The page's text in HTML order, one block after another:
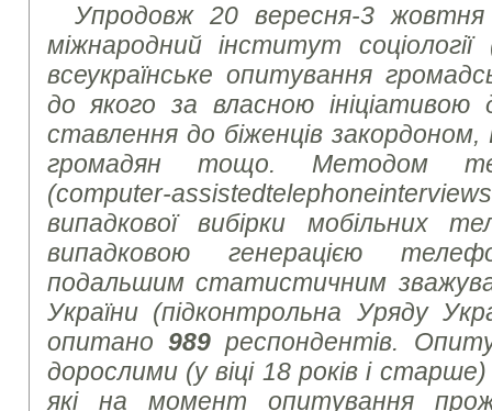
Упродовж 20 вересня-3 жовтня
міжнародний інститут
всеукраїнське опитування
до якого за власною
ставлення до біженців
громадян тощо. Методом
(computer-assistedtelephoneinterviews
випадкової вибірки мобільних
випадковою генерацією
подальшим статистичним
України (підконтрольна Уряду
опитано 989респондентів.
дорослими (у віці 18 років і
які на момент опитування